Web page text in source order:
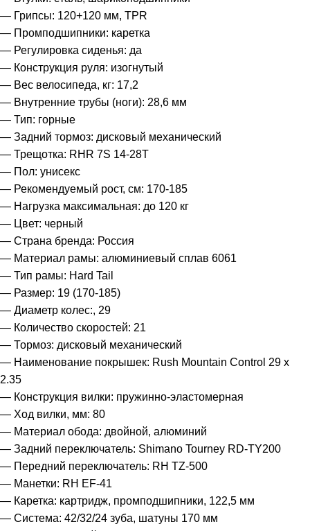
— Грипсы: 120+120 мм, TPR
— Промподшипники: каретка
— Регулировка сиденья: да
— Конструкция руля: изогнутый
— Вес велосипеда, кг: 17,2
— Внутренние трубы (ноги): 28,6 мм
— Тип: горные
— Задний тормоз: дисковый механический
— Трещотка: RHR 7S 14-28T
— Пол: унисекс
— Рекомендуемый рост, см: 170-185
— Нагрузка максимальная: до 120 кг
— Цвет: черный
— Страна бренда: Россия
— Материал рамы: алюминиевый сплав 6061
— Тип рамы: Hard Tail
— Размер: 19 (170-185)
— Диаметр колес:, 29
— Количество скоростей: 21
— Тормоз: дисковый механический
— Наименование покрышек: Rush Mountain Control 29 x
2.35
— Конструкция вилки: пружинно-эластомерная
— Ход вилки, мм: 80
— Материал обода: двойной, алюминий
— Задний переключатель: Shimano Tourney RD-TY200
— Передний переключатель: RH TZ-500
— Манетки: RH EF-41
— Каретка: картридж, промподшипники, 122,5 мм
— Система: 42/32/24 зуба, шатуны 170 мм